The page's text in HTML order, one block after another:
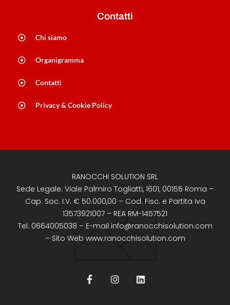
Contatti
Chi siamo
Organigramma
Contatti
Privacy & Cookie Policy
RANOCCHI SOLUTION SRL
Sede Legale: Viale Palmiro Togliatti, 1601, 00155 Roma –
Cap. Soc. I.V. € 50.000,00 – Cod. Fisc. e Partita Iva
13573921007 – REA RM-1457521
Tel. 0664005038 – E-mail info@ranocchisolution.com
– Sito Web www.ranocchisolution.com